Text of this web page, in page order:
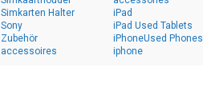
Simkarten Halter
Sony
Zubehör
accessoires
iPad
iPad Used Tablets
iPhoneUsed Phones
iphone